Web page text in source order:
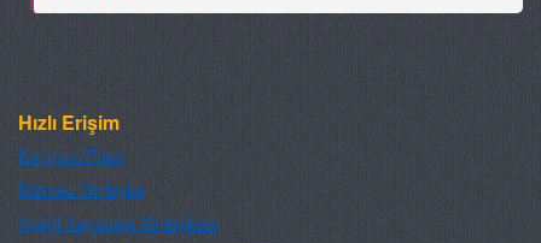
Hızlı Erişim
Kampus Planı
Merkez Yerleşke
Aşağı Kayabaşı Yerleşkesi